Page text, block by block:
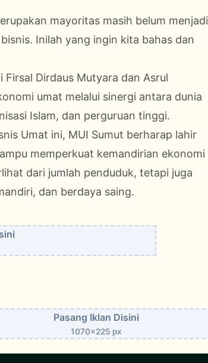
mayoritas masih belum menjadi
Inilah yang ingin kita bahas dan
Dirdaus Mutyara dan Asrul
umat melalui sinergi antara dunia
Islam, dan perguruan tinggi.
Umat ini, MUI Sumut berharap lahir
memperkuat kemandirian ekonomi
dari jumlah penduduk, tetapi juga
dan berdaya saing.
Pasang Iklan Disini
1070x225 px